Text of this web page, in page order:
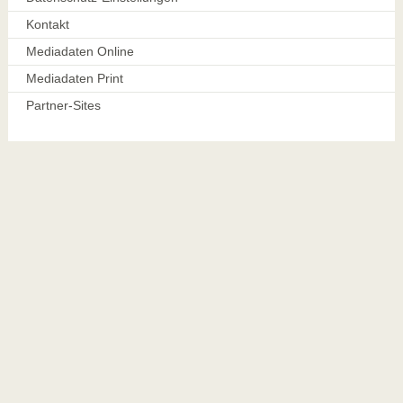
Kontakt
Mediadaten Online
Mediadaten Print
Partner-Sites